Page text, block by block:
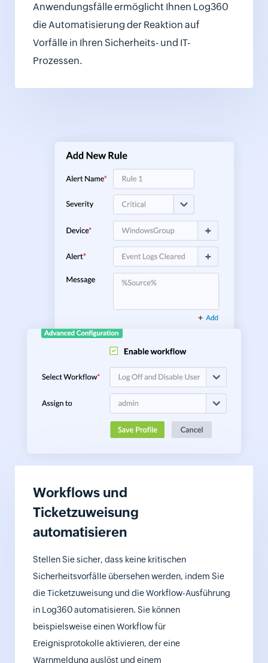
Anwendungsfälle ermöglicht Ihnen Log360
die Automatisierung der Reaktion auf
Vorfälle in Ihren Sicherheits- und IT-
Prozessen.
Workflows und
Ticketzuweisung
automatisieren
Stellen Sie sicher, dass keine kritischen
Sicherheitsvorfälle übersehen werden, indem Sie
die Ticketzuweisung und die Workflow-Ausführung
in Log360 automatisieren. Sie können
beispielsweise einen Workflow für
Ereignisprotokolle aktivieren, der eine
Warnmeldung auslöst und einem